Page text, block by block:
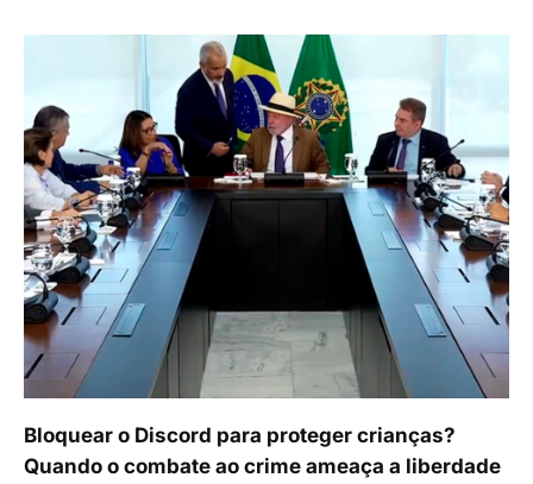
Bloquear o Discord para proteger crianças?
Quando o combate ao crime ameaça a liberdade